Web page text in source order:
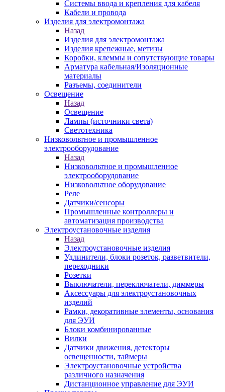
Системы ввода и крепления для кабеля
Кабели и провода
Изделия для электромонтажа
Назад
Изделия для электромонтажа
Изделия крепежные, метизы
Коробки, клеммы и сопутствующие товары
Арматура кабельная/Изоляционные
материалы
Разъемы, соединители
Освещение
Назад
Освещение
Лампы (источники света)
Светотехника
Низковольтное и промышленное
электрооборудование
Назад
Низковольтное и промышленное
электрооборудование
Низковольтное оборудование
Реле
Датчики/сенсоры
Промышленные контроллеры и
автоматизация производства
Электроустановочные изделия
Назад
Электроустановочные изделия
Удлинители, блоки розеток, разветвители,
переходники
Розетки
Выключатели, переключатели, диммеры
Аксессуары для электроустановочных
изделий
Рамки, декоративные элементы, основания
для ЭУИ
Блоки комбинированные
Вилки
Датчики движения, детекторы
освещенности, таймеры
Электроустановочные устройства
различного назначения
Дистанционное управление для ЭУИ